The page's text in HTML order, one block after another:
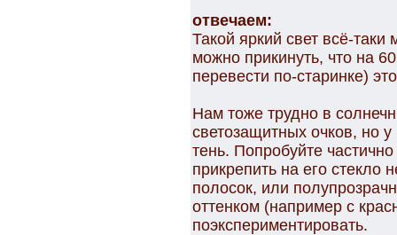
отвечаем:
Такой яркий свет всё-
можно прикинуть, что на
перевести по-старинке)
Нам тоже трудно в
светозащитных очков, но
тень. Попробуйте
прикрепить на его стекло
полосок, или
оттенком (например с
поэкспериментировать.